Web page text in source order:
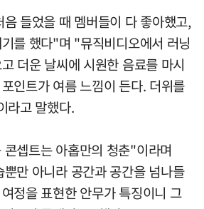
들었을 때 멤버들이 다 좋아했고,
를 했다"며 "뮤직비디오에서 러닝
더운 날씨에 시원한 음료를 마시
인트가 여름 느낌이 든다. 더위를
라고 말했다.
셉트는 아홉만의 청춘"이라며
만 아니라 공간과 공간을 넘나들
정을 표현한 안무가 특징이니 그